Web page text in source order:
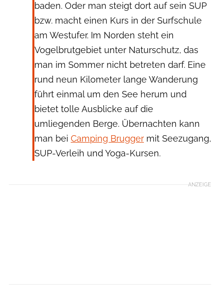
baden. Oder man steigt dort auf sein SUP
bzw. macht einen Kurs in der Surfschule
am Westufer. Im Norden steht ein
Vogelbrutgebiet unter Naturschutz, das
man im Sommer nicht betreten darf. Eine
rund neun Kilometer lange Wanderung
führt einmal um den See herum und
bietet tolle Ausblicke auf die
umliegenden Berge. Übernachten kann
man bei Camping Brugger mit Seezugang,
SUP-Verleih und Yoga-Kursen.
ANZEIGE